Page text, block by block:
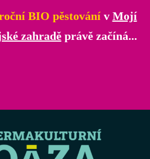
BIO pěstovánív Mojí
zahraděprávě začíná...